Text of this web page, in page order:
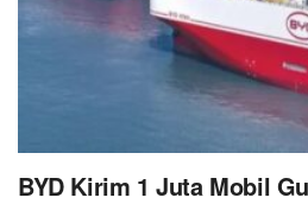
BYD Kirim 1 Juta Mobil